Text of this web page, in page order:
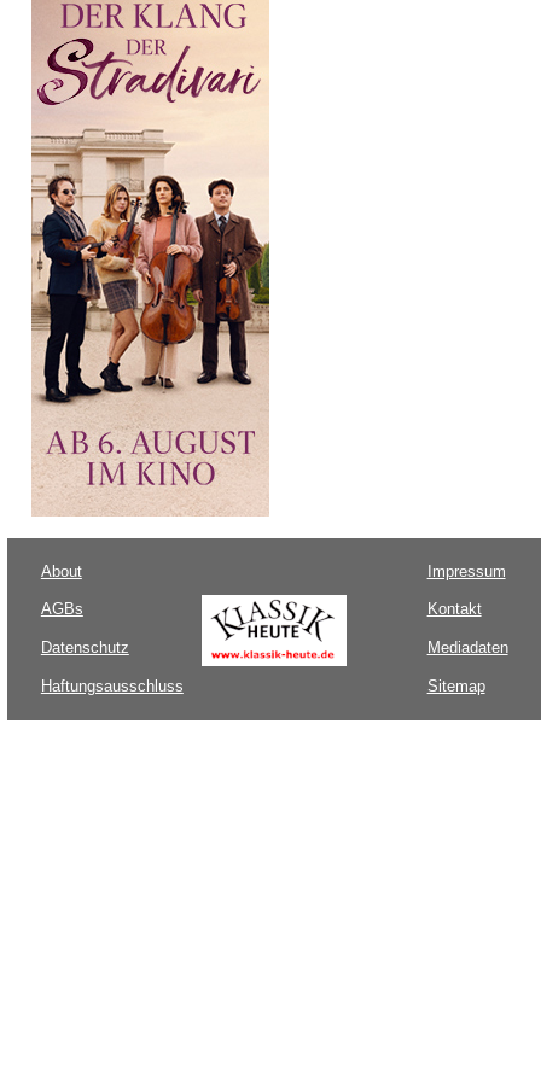
About
AGBs
Datenschutz
Haftungsausschluss
Impressum
Kontakt
Mediadaten
Sitemap